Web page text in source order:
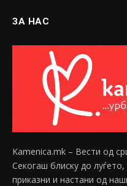
ЗА НАС
Kamenica.mk – Вести од
Секогаш блиску до
приказни и настани од